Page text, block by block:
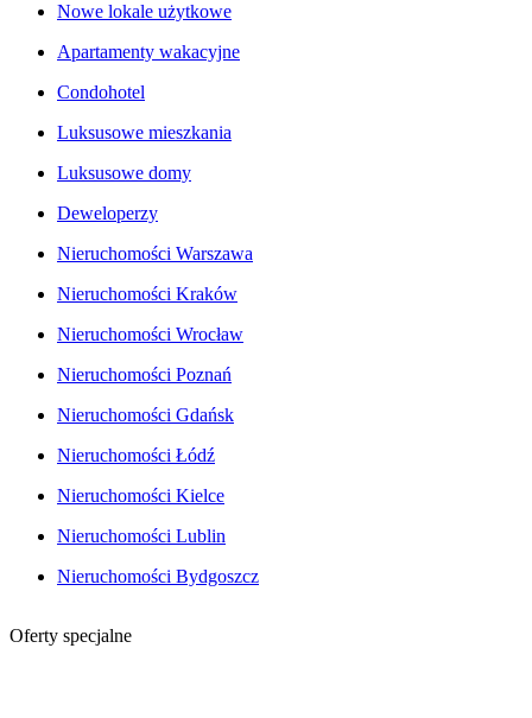
Nowe lokale użytkowe
Apartamenty wakacyjne
Condohotel
Luksusowe mieszkania
Luksusowe domy
Deweloperzy
Nieruchomości Warszawa
Nieruchomości Kraków
Nieruchomości Wrocław
Nieruchomości Poznań
Nieruchomości Gdańsk
Nieruchomości Łódź
Nieruchomości Kielce
Nieruchomości Lublin
Nieruchomości Bydgoszcz
Oferty specjalne